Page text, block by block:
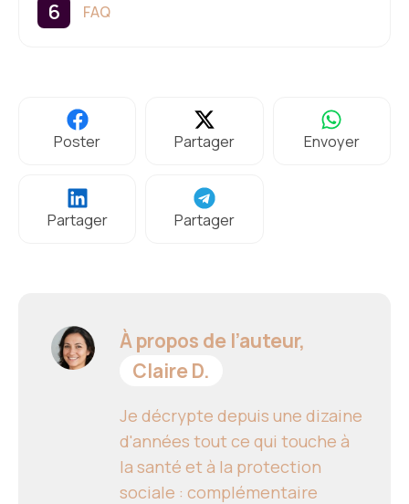
FAQ
Poster Partager Envoyer
Partager Partager
À propos de l’auteur,
Claire D.
Je décrypte depuis une dizaine
d'années tout ce qui touche à
la santé et à la protection
sociale : complémentaire